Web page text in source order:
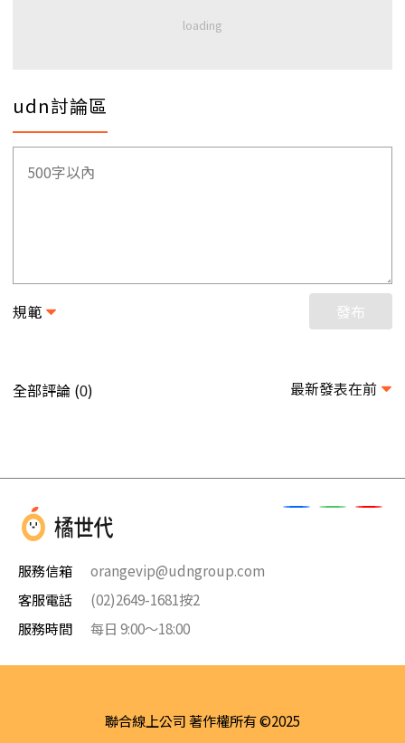
udn討論區
規範 發布
全部評論 (0) 最新發表在前
服務信箱
orangevip@udngroup.com
客服電話
(02)2649-1681按2
服務時間
每日 9:00～18:00
聯合線上公司 著作權所有 ©2025